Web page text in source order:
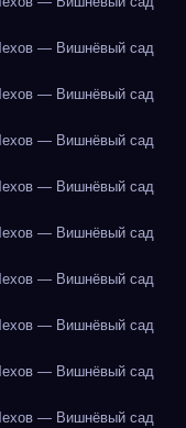
— Вишнёвый сад
— Вишнёвый сад
— Вишнёвый сад
— Вишнёвый сад
— Вишнёвый сад
— Вишнёвый сад
— Вишнёвый сад
— Вишнёвый сад
— Вишнёвый сад